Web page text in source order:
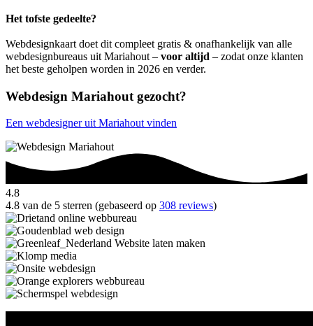
Het tofste gedeelte?
Webdesignkaart doet dit compleet gratis & onafhankelijk van alle
webdesignbureaus uit Mariahout – voor altijd – zodat onze klanten
het beste geholpen worden in 2026 en verder.
Webdesign Mariahout gezocht?
Een webdesigner uit Mariahout vinden
4.8
4.8 van de 5 sterren (gebaseerd op 308 reviews)